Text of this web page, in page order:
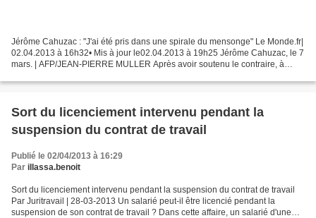
Jérôme Cahuzac : "J'ai été pris dans une spirale du mensonge" Le Monde.fr|
02.04.2013 à 16h32• Mis à jour le02.04.2013 à 19h25 Jérôme Cahuzac, le 7
mars. | AFP/JEAN-PIERRE MULLER Après avoir soutenu le contraire, à
Sort du licenciement intervenu pendant la
suspension du contrat de travail
Publié le 02/04/2013 à 16:29
Par illassa.benoit
Sort du licenciement intervenu pendant la suspension du contrat de travail
Par Juritravail | 28-03-2013 Un salarié peut-il être licencié pendant la
suspension de son contrat de travail ? Dans cette affaire, un salarié d'une